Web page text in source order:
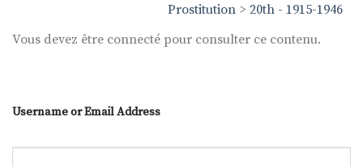
Prostitution > 20th - 1915-1946
Vous devez être connecté pour consulter ce contenu.
Username or Email Address